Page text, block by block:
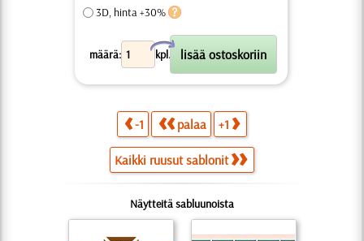
3D, hinta +30%
määrä: kpl.
X
-1 palaa +1
Kaikki ruusut sablonit
Näytteitä sabluunoista